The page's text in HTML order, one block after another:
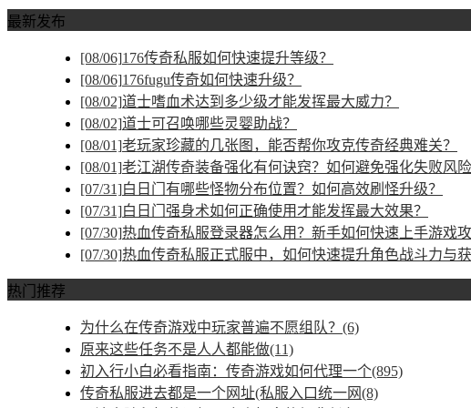
最新发布
[08/06]176传奇私服如何快速提升等级？
[08/06]176fugu传奇如何快速升级？
[08/02]道士嗜血术达到多少级才能发挥最大威力？
[08/02]道士可召唤哪些灵婴助战？
[08/01]老玩家珍藏的几张图，能否帮你攻克传奇经典难关？
[08/01]老江湖传奇装备强化有何诀窍？如何避免强化失败风险
[07/31]白日门有哪些怪物分布位置？如何高效刷怪升级？
[07/31]白日门强身术如何正确使用才能发挥最大效果？
[07/30]热血传奇私服登录器怎么用？新手如何快速上手游戏攻
[07/30]热血传奇私服正式服中，如何快速提升角色战斗力与获
热门推荐
为什么在传奇游戏中玩家普遍不愿组队？(6)
原来这些任务不是人人都能做(11)
初入行小白必看指南：传奇游戏如何代理一个(895)
传奇私服进去都是一个网址(私服入口统一网(8)